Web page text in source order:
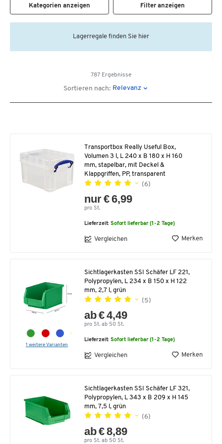
Kategorien anzeigen Filter anzeigen
Lagerregale finden Sie hier
787 Ergebnisse
Sortieren nach: Relevanz
Transportbox Really Useful Box,
Volumen 3 l, L 240 x B 180 x H 160
mm, stapelbar, mit Deckel &
Klappgriffen, PP, transparent
(6)
nur € 6,99
pro St.
Lieferzeit:Sofort lieferbar (1-2 Tage)
Vergleichen Merken
1 weitere Varianten
Sichtlagerkasten SSI Schäfer LF 221,
Polypropylen, L 234 x B 150 x H 122
mm, 2,7 l, grün
(5)
ab € 4,49
pro St. ab 50 St.
Lieferzeit:Sofort lieferbar (1-2 Tage)
Vergleichen Merken
Sichtlagerkasten SSI Schäfer LF 321,
Polypropylen, L 343 x B 209 x H 145
mm, 7,5 l, grün
(6)
ab € 8,89
pro St. ab 50 St.